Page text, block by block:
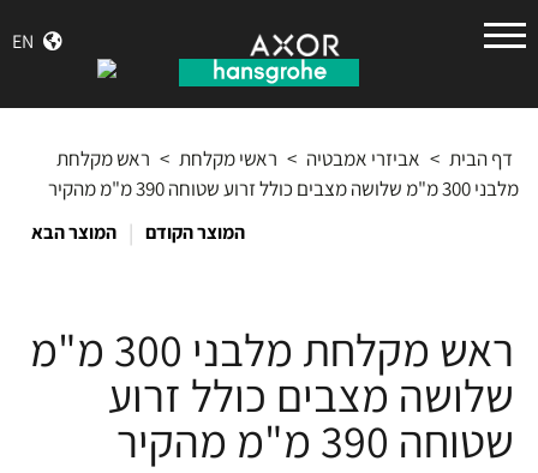
EN
גרואה
דף הבית > אביזרי אמבטיה > ראשי מקלחת > ראש מקלחת
מלבני 300 מ"מ שלושה מצבים כולל זרוע שטוחה 390 מ"מ מהקיר
המוצר הקודם | המוצר הבא
ראש מקלחת מלבני 300 מ"מ
שלושה מצבים כולל זרוע
שטוחה 390 מ"מ מהקיר